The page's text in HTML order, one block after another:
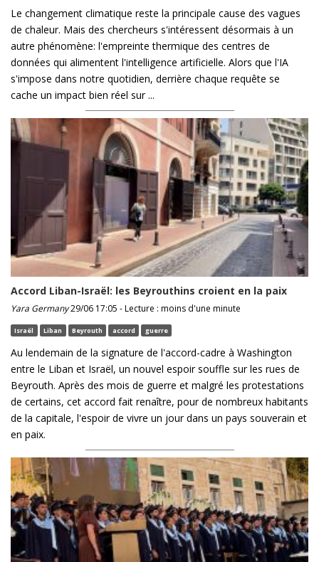
Le changement climatique reste la principale cause des vagues
de chaleur. Mais des chercheurs s'intéressent désormais à un
autre phénomène: l'empreinte thermique des centres de
données qui alimentent l'intelligence artificielle. Alors que l'IA
s'impose dans notre quotidien, derrière chaque requête se
cache un impact bien réel sur ...
Accord Liban-Israël: les Beyrouthins croient en la paix
Yara Germany29/06 17:05 - Lecture : moins d'une minute
Israël Liban Beyrouth accord guerre
Au lendemain de la signature de l'accord-cadre à Washington
entre le Liban et Israël, un nouvel espoir souffle sur les rues de
Beyrouth. Après des mois de guerre et malgré les protestations
de certains, cet accord fait renaître, pour de nombreux habitants
de la capitale, l'espoir de vivre un jour dans un pays souverain et
en paix.